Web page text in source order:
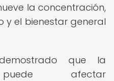
la concentración,
y el bienestar general
que la
puede afectar